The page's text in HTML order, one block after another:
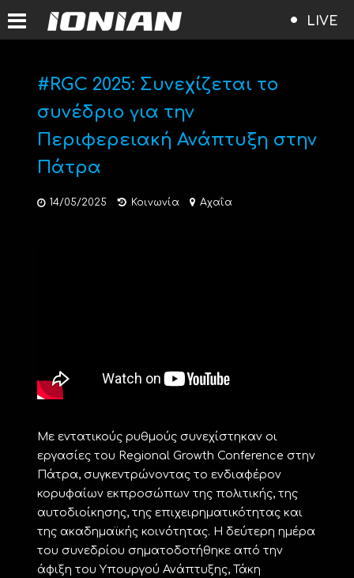
LIVE
#RGC 2025: Συνεχίζεται το
συνέδριο για την
Περιφερειακή Ανάπτυξη στην
Πάτρα
14/05/2025 Κοινωνία Αχαΐα
Με εντατικούς ρυθμούς συνεχίστηκαν οι
εργασίες του Regional Growth Conference στην
Πάτρα, συγκεντρώνοντας το ενδιαφέρον
κορυφαίων εκπροσώπων της πολιτικής, της
αυτοδιοίκησης, της επιχειρηματικότητας και
της ακαδημαϊκής κοινότητας. Η δεύτερη ημέρα
του συνεδρίου σηματοδοτήθηκε από την
άφιξη του Υπουργού Ανάπτυξης, Τάκη